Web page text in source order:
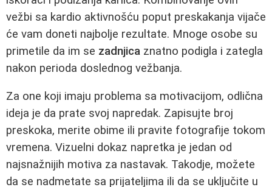
vežbi sa kardio aktivnošću poput preskakanja vijače
će vam doneti najbolje rezultate. Mnoge osobe su
primetile da im se zadnjica znatno podigla i zategla
nakon perioda doslednog vežbanja.
Za one koji imaju problema sa motivacijom, odlična
ideja je da prate svoj napredak. Zapisujte broj
preskoka, merite obime ili pravite fotografije tokom
vremena. Vizuelni dokaz napretka je jedan od
najsnažnijih motiva za nastavak. Takodje, možete
da se nadmetate sa prijateljima ili da se uključite u